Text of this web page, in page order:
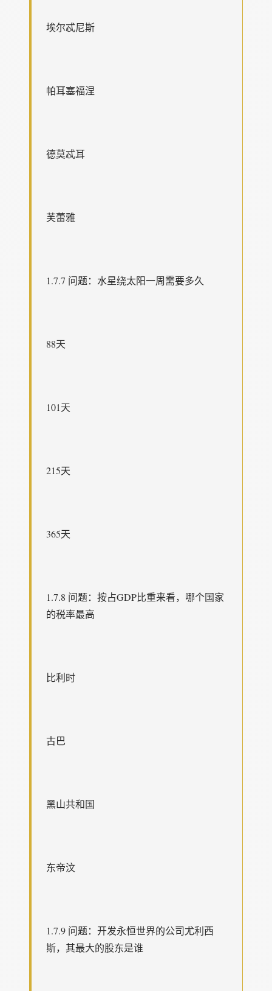
埃尔忒尼斯
帕耳塞福涅
德莫忒耳
芙蕾雅
1.7.7 问题：水星绕太阳一周需要多久
88天
101天
215天
365天
1.7.8 问题：按占GDP比重来看，哪个国家
的税率最高
比利时
古巴
黑山共和国
东帝汶
1.7.9 问题：开发永恒世界的公司尤利西
斯，其最大的股东是谁